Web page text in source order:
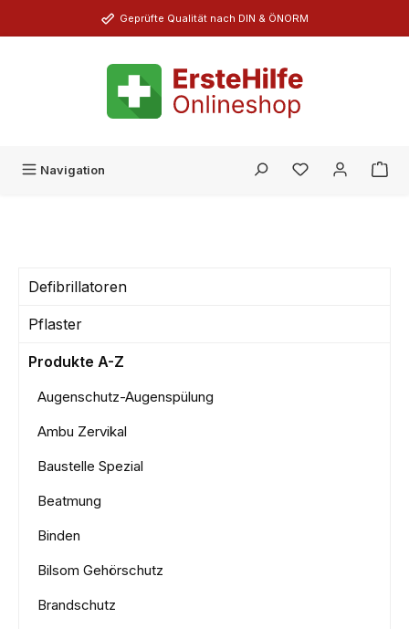
Zum Hauptinhalt springenGeprüfte Qualität nach DIN & ÖNORM
Navigation Du hast 0
Defibrillatoren
Pflaster
Produkte A-Z
Augenschutz-Augenspülung
Ambu Zervikal
Baustelle Spezial
Beatmung
Binden
Bilsom Gehörschutz
Brandschutz